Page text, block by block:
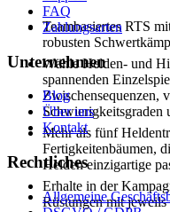
Teambasiertes RTS
robusten
Wähle Helden- und
spannenden
Zwischensequenzen,
Schwierigkeitsgraden
Mehr als fünf
Fertigkeitenbäumen,
Helden einzigartige
Erhalte in der
Rüstungen mit
FAQ
Zahlungsarten
Unternehmen
Blog
Über uns
Kontakt
Rechtliches
Allgemeine